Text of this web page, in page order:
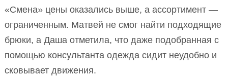
«Смена» цены оказались выше, а ассортимент —
ограниченным. Матвей не смог найти подходящие
брюки, а Даша отметила, что даже подобранная с
помощью консультанта одежда сидит неудобно и
сковывает движения.